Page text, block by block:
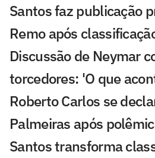
Santos faz publicação
Remo após
Discussão de Neymar
torcedores: 'O que
Roberto Carlos se
Palmeiras após
Santos transforma